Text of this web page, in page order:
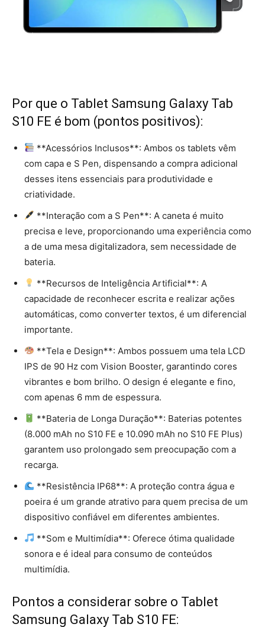
Por que o Tablet Samsung Galaxy Tab
S10 FE é bom (pontos positivos):
**Acessórios Inclusos**: Ambos os tablets vêm
com capa e S Pen, dispensando a compra adicional
desses itens essenciais para produtividade e
criatividade.
**Interação com a S Pen**: A caneta é muito
precisa e leve, proporcionando uma experiência como
a de uma mesa digitalizadora, sem necessidade de
bateria.
**Recursos de Inteligência Artificial**: A
capacidade de reconhecer escrita e realizar ações
automáticas, como converter textos, é um diferencial
importante.
**Tela e Design**: Ambos possuem uma tela LCD
IPS de 90 Hz com Vision Booster, garantindo cores
vibrantes e bom brilho. O design é elegante e fino,
com apenas 6 mm de espessura.
**Bateria de Longa Duração**: Baterias potentes
(8.000 mAh no S10 FE e 10.090 mAh no S10 FE Plus)
garantem uso prolongado sem preocupação com a
recarga.
**Resistência IP68**: A proteção contra água e
poeira é um grande atrativo para quem precisa de um
dispositivo confiável em diferentes ambientes.
**Som e Multimídia**: Oferece ótima qualidade
sonora e é ideal para consumo de conteúdos
multimídia.
Pontos a considerar sobre o Tablet
Samsung Galaxy Tab S10 FE: